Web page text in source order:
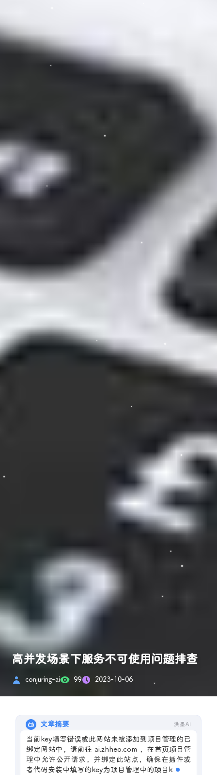
高并发场景下服务不可使用问题排查
conjuring-ai 99 2023-10-06
文章摘要 洪墨AI
当前key填写错误或此网站未被添加到项目管理的已
绑定网站中，请前往 ai.zhheo.com ，在首页项目管
理中允许公开请求，并绑定此站点，确保在插件或
者代码安装中填写的key为项目管理中的项目key。